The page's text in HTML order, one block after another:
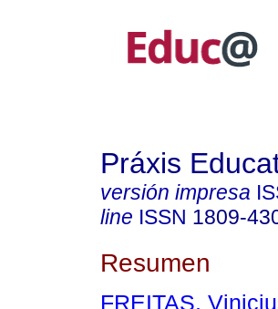
Práxis
versión impresa
line ISSN 1809-
Resumen
FREITAS,